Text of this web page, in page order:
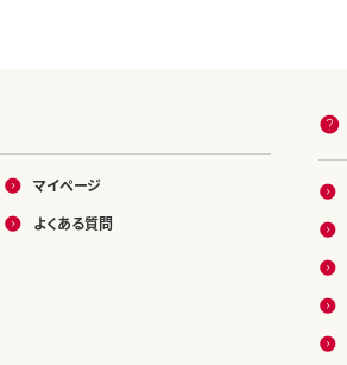
マイページ
よくある質問